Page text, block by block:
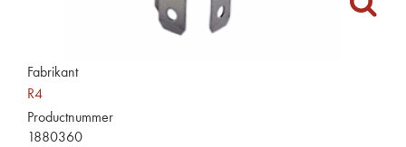
Fabrikant
R4
Productnummer
1880360